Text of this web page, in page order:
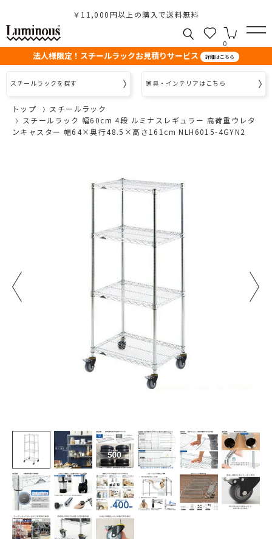
￥11,000円以上の購入で送料無料
0
法人様限定！スチールラックお見積りサービス 詳細はこちら
スチールラックを探す 家具・インテリアはこちら
トップ
スチールラック
スチールラック 幅60cm 4段 ルミナスレギュラー 高荷重ウレタ
ンキャスター 幅64×奥行48.5×高さ161cm NLH6015-4GYN2